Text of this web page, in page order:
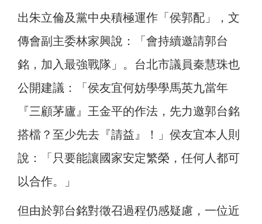
出朱立倫及黨中央積極運作「侯郭配」，文
傳會副主委林家興說：「會持續邀請郭台
銘，加入最強戰隊」。台北市議員秦慧珠也
公開建議：「侯友宜何妨學學馬英九當年
『三顧茅廬』王金平的作法，先力邀郭台銘
搭檔？至少先去『請益』！」侯友宜本人則
說：「只要能讓國家安定繁榮，任何人都可
以合作。」
但由於郭台銘對徵召過程仍感疑慮，一位近